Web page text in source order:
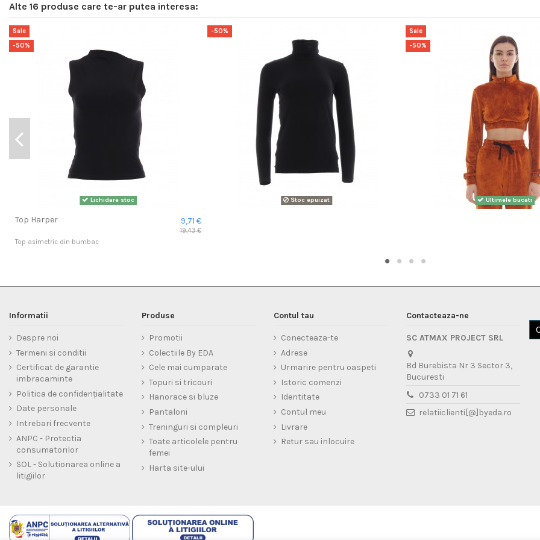
Alte 16 produse care te-ar putea interesa:
Sale
-50%
Lichidare stoc
Top Harper 9,71 €
19,43 €
Top asimetric din bumbac
-50%
Stoc epuizat
Sale
-50%
Ultimele bucati
Informatii
Despre noi
Termeni si conditii
Certificat de garantie
imbracaminte
Politica de confidențialitate
Date personale
Intrebari frecvente
ANPC - Protectia
consumatorilor
SOL - Solutionarea online a
litigiilor
Produse
Promotii
Colectiile By EDA
Cele mai cumparate
Topuri si tricouri
Hanorace si bluze
Pantaloni
Treninguri si compleuri
Toate articolele pentru
femei
Harta site-ului
Contul tau
Conecteaza-te
Adrese
Urmarire pentru oaspeti
Istoric comenzi
Identitate
Contul meu
Livrare
Retur sau inlocuire
Contacteaza-ne
SC ATMAX PROJECT SRL
Bd Burebista Nr 3 Sector 3,
Bucuresti
0733 01 71 61
relatiiclienti[@]byeda.ro